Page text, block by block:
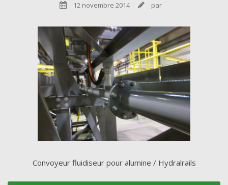
 12 novembre 2014  par
Convoyeur fluidiseur pour alumine / Hydralrails